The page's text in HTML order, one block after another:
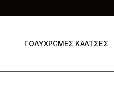
ΠΟΛΥΧΡΩΜΕΣ ΚΑΛΤΣΕΣ